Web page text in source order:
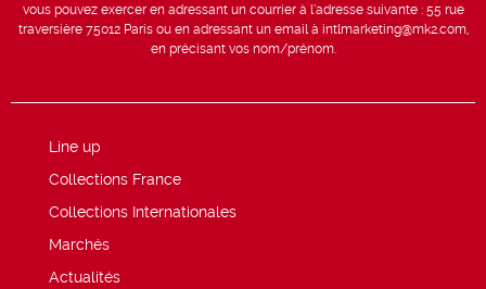
vous pouvez exercer en adressant un courrier à l’adresse suivante : 55 rue
traversière 75012 Paris ou en adressant un email à intlmarketing@mk2.com,
en précisant vos nom/prénom.
Line up
Collections France
Collections Internationales
Marchés
Actualités